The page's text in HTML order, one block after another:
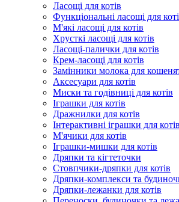
Ласощі для котів
Функціональні ласощі для
М'які ласощі для котів
Хрусткі ласощі для котів
Ласощі-палички для котів
Крем-ласощі для котів
Замінники молока для
Аксесуари для котів
Миски та годівниці для котів
Іграшки для котів
Дражнилки для котів
Інтерактивні іграшки для котів
М'ячики для котів
Іграшки-мишки для котів
Дряпки та кігтеточки
Стовпчики-дряпки для котів
Дряпки-комплекси та
Дряпки-лежанки для котів